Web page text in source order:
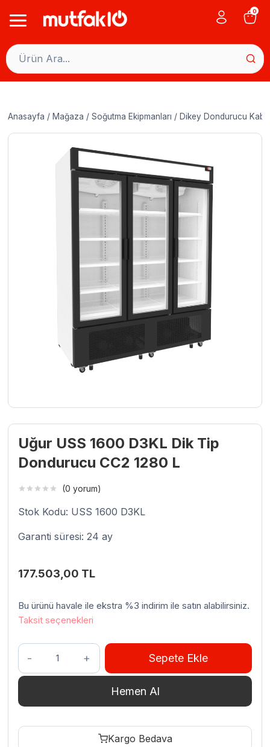
0
Anasayfa / Mağaza / Soğutma Ekipmanları / Dikey Dondurucu
Uğur USS 1600 D3KL Dik Tip
Dondurucu CC2 1280 L
(0 yorum)
Stok Kodu: USS 1600 D3KL
Garanti süresi: 24 ay
177.503,00 TL
Bu ürünü havale ile ekstra %3 indirim ile satın alabilirsiniz.
Taksit seçenekleri
Uğur
USS
1600
Tip
Sepete Ekle
Hemen Al
Kargo Bedava